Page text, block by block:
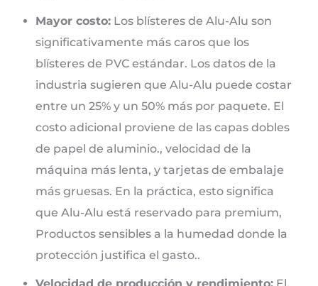
Mayor costo: Los blísteres de Alu-Alu son
significativamente más caros que los
blísteres de PVC estándar. Los datos de la
industria sugieren que Alu-Alu puede costar
entre un 25% y un 50% más por paquete. El
costo adicional proviene de las capas dobles
de papel de aluminio., velocidad de la
máquina más lenta, y tarjetas de embalaje
más gruesas. En la práctica, esto significa
que Alu-Alu está reservado para premium,
Productos sensibles a la humedad donde la
protección justifica el gasto..